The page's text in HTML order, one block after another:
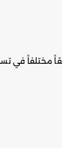
مختلفاً في